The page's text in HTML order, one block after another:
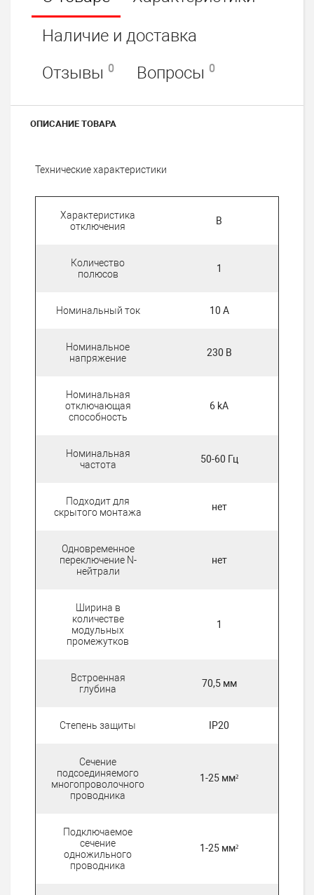
Наличие и доставка
Отзывы 0 Вопросы 0
ОПИСАНИЕ ТОВАРА
Технические характеристики
Характеристика
отключения
В
Количество
полюсов
1
Номинальный ток 10 А
Номинальное
напряжение
230 В
Номинальная
отключающая
способность
6 kA
Номинальная
частота
50-60 Гц
Подходит для
скрытого монтажа
нет
Одновременное
переключение N-
нейтрали
нет
Ширина в
количестве
модульных
промежутков
1
Встроенная
глубина
70,5 мм
Степень защиты IP20
Сечение
подсоединяемого
многопроволочного
проводника
1-25 мм²
Подключаемое
сечение
одножильного
проводника
1-25 мм²